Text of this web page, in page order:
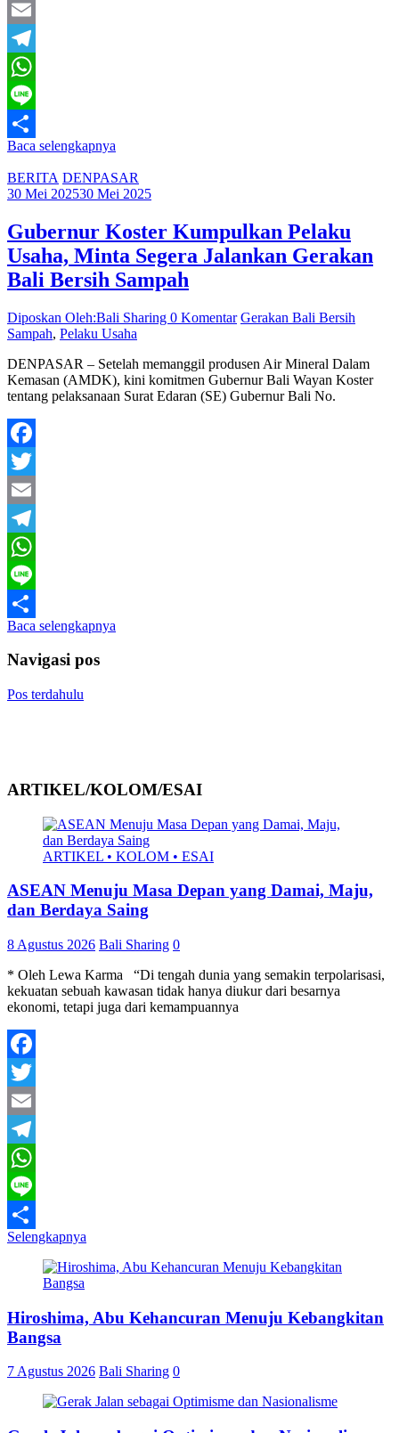
Twitter
Email
Telegram
WhatsApp
Line
Share
Baca selengkapnya
BERITA DENPASAR
30 Mei 202530 Mei 2025
Gubernur Koster Kumpulkan Pelaku
Usaha, Minta Segera Jalankan Gerakan
Bali Bersih Sampah
Diposkan Oleh:Bali Sharing 0 Komentar Gerakan Bali Bersih
Sampah, Pelaku Usaha
DENPASAR – Setelah memanggil produsen Air Mineral Dalam
Kemasan (AMDK), kini komitmen Gubernur Bali Wayan Koster
tentang pelaksanaan Surat Edaran (SE) Gubernur Bali No.
Facebook
Twitter
Email
Telegram
WhatsApp
Line
Share
Baca selengkapnya
Navigasi pos
Pos terdahulu
ARTIKEL/KOLOM/ESAI
ARTIKEL • KOLOM • ESAI
ASEAN Menuju Masa Depan yang Damai, Maju,
dan Berdaya Saing
8 Agustus 2026 Bali Sharing 0
* Oleh Lewa Karma “Di tengah dunia yang semakin terpolarisasi,
kekuatan sebuah kawasan tidak hanya diukur dari besarnya
ekonomi, tetapi juga dari kemampuannya
Facebook
Twitter
Email
Telegram
WhatsApp
Line
Share
Selengkapnya
Hiroshima, Abu Kehancuran Menuju Kebangkitan
Bangsa
7 Agustus 2026 Bali Sharing 0